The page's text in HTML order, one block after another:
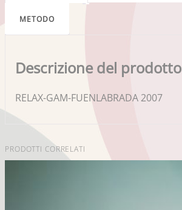
METODO
Descrizione del prodotto
RELAX-GAM-FUENLABRADA 2007
PRODOTTI CORRELATI